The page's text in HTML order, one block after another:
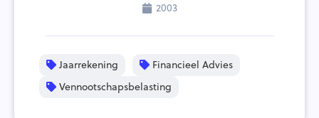
2003
Jaarrekening
Financieel Advies
Vennootschapsbelasting